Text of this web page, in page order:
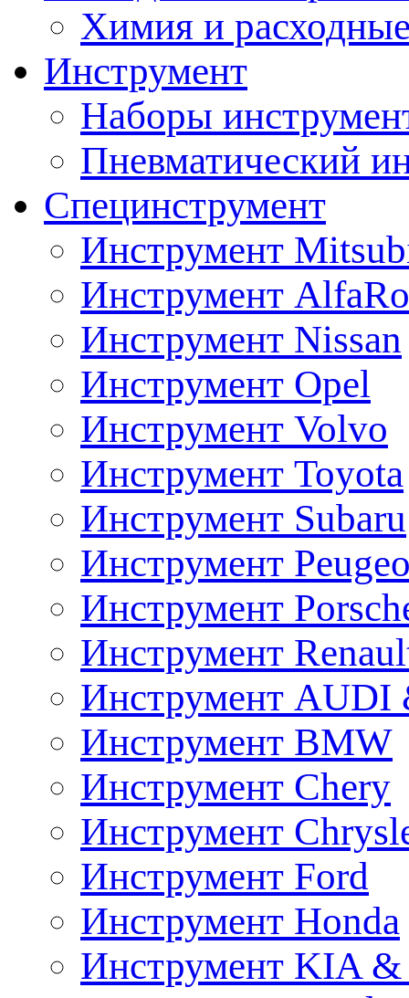
Химия и
Инструмент
Наборы
Пневматический
Специнструмент
Инструмент
Инструмент
Инструмент Nissan
Инструмент Opel
Инструмент Volvo
Инструмент Toyota
Инструмент Subaru
Инструмент
Инструмент
Инструмент
Инструмент AUDI
Инструмент BMW
Инструмент Chery
Инструмент
Инструмент Ford
Инструмент Honda
Инструмент KIA